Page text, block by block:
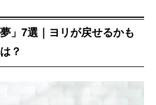
」7選｜ヨリが戻せるかも
？